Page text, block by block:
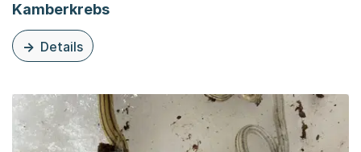
Kamberkrebs
Details
zu dieser Organisationsseite: Kamberkrebs